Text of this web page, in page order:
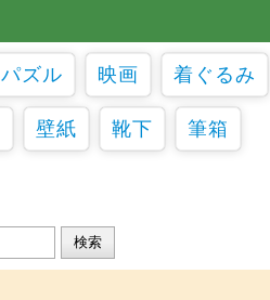
パズル 映画 着ぐるみ
壁紙 靴下 筆箱
検索